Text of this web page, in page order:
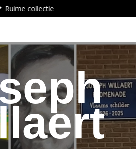
Ruime collectie